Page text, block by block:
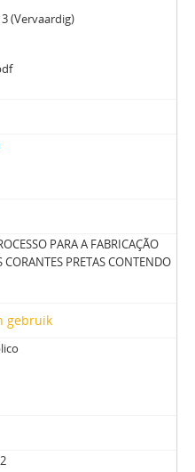
(Vervaardig)
PARA A FABRICAÇÃO
CORANTES PRETAS CONTENDO
gebruik